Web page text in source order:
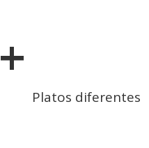
Platos diferentes
+